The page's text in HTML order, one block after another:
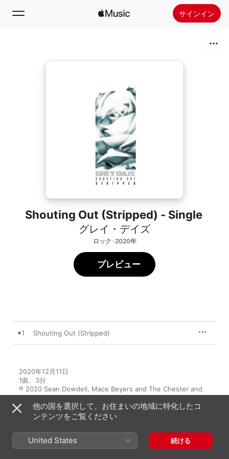
サインイン
Apple Musicをインストール
Shouting Out (Stripped) - Single
グレイ・デイズ
ロック · 2020年
プレビュー
1 Shouting Out (Stripped)
2020年12月11日
1曲、3分
℗ 2020 Sean Dowdell, Mace Beyers and The Chester and
Talinda Bennington Family Trust, Under exclusive license to
Loma Vista Recordings. Distributed by Concord.
他の国を選択して、お住まいの地域に特化したコ
ンテンツをご覧ください
United States 続ける